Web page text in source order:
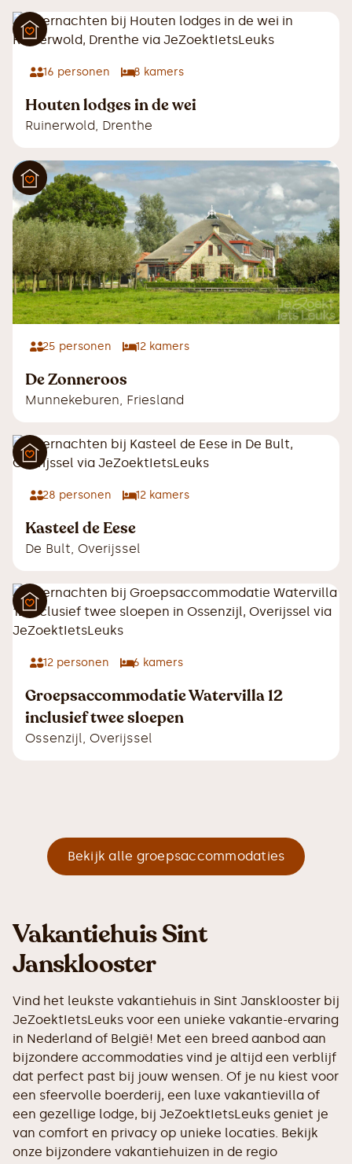
16 personen 8 kamers
Houten lodges in de wei
Ruinerwold, Drenthe
25 personen 12 kamers
De Zonneroos
Munnekeburen, Friesland
28 personen 12 kamers
Kasteel de Eese
De Bult, Overijssel
12 personen 6 kamers
Groepsaccommodatie Watervilla 12
inclusief twee sloepen
Ossenzijl, Overijssel
Bekijk alle groepsaccommodaties
Vakantiehuis Sint
Jansklooster
Vind het leukste vakantiehuis in Sint Jansklooster bij
JeZoektIetsLeuks voor een unieke vakantie-ervaring
in Nederland of België! Met een breed aanbod aan
bijzondere accommodaties vind je altijd een verblijf
dat perfect past bij jouw wensen. Of je nu kiest voor
een sfeervolle boerderij, een luxe vakantievilla of
een gezellige lodge, bij JeZoektIetsLeuks geniet je
van comfort en privacy op unieke locaties. Bekijk
onze bijzondere vakantiehuizen in de regio